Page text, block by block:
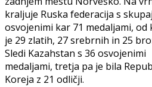
kraljuje Ruska federacija s skupaj
osvojenimi kar 71 medaljami, od
je 29 zlatih, 27 srebrnih in 25
Sledi Kazahstan s 36 osvojenimi
medaljami, tretja pa je bila
Koreja z 21 odličji.